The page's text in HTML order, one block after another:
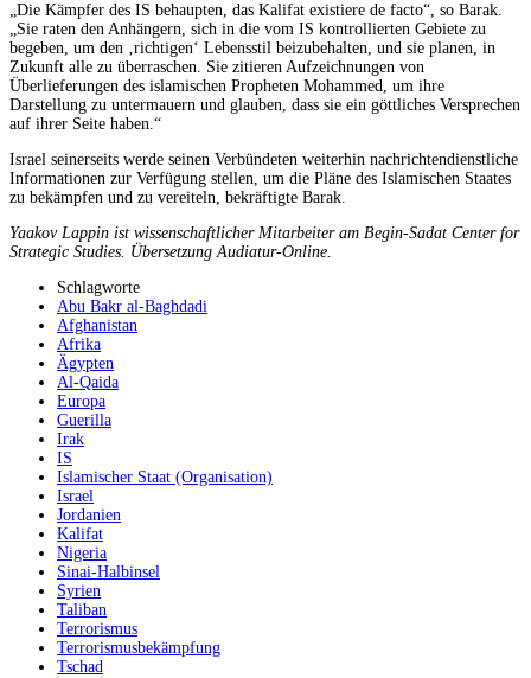
„Die Kämpfer des IS behaupten, das Kalifat existiere de facto“, so Barak.
„Sie raten den Anhängern, sich in die vom IS kontrollierten Gebiete zu
begeben, um den ‚richtigen‘ Lebensstil beizubehalten, und sie planen, in
Zukunft alle zu überraschen. Sie zitieren Aufzeichnungen von
Überlieferungen des islamischen Propheten Mohammed, um ihre
Darstellung zu untermauern und glauben, dass sie ein göttliches Versprechen
auf ihrer Seite haben.“
Israel seinerseits werde seinen Verbündeten weiterhin nachrichtendienstliche
Informationen zur Verfügung stellen, um die Pläne des Islamischen Staates
zu bekämpfen und zu vereiteln, bekräftigte Barak.
Yaakov Lappin ist wissenschaftlicher Mitarbeiter am Begin-Sadat Center for
Strategic Studies. Übersetzung Audiatur-Online.
Schlagworte
Abu Bakr al-Baghdadi
Afghanistan
Afrika
Ägypten
Al-Qaida
Europa
Guerilla
Irak
IS
Islamischer Staat (Organisation)
Israel
Jordanien
Kalifat
Nigeria
Sinai-Halbinsel
Syrien
Taliban
Terrorismus
Terrorismusbekämpfung
Tschad